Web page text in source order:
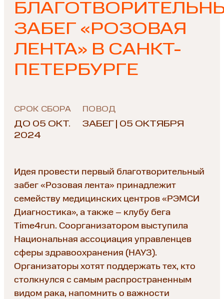
ЗАБЕГ «РОЗОВАЯ
ЛЕНТА» В САНКТ-
ПЕТЕРБУРГЕ
СРОК СБОРА
ДО 05 ОКТ.
2024
ПОВОД
ЗАБЕГ | 05 ОКТЯБРЯ
Идея провести первый благотворительный
забег «Розовая лента» принадлежит
семейству медицинских центров «РЭМСИ
Диагностика», а также – клубу бега
Time4run. Соорганизатором выступила
Национальная ассоциация управленцев
сферы здравоохранения (НАУЗ).
Организаторы хотят поддержать тех, кто
столкнулся с самым распространенным
видом рака, напомнить о важности